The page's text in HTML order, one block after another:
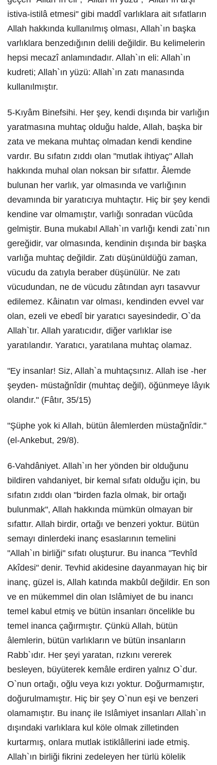
istiva-istilâ etmesi" gibi maddî varlıklara ait sıfatların
Allah hakkında kullanılmış olması, Allah`ın başka
varlıklara benzedığının delili değildir. Bu kelimelerin
hepsi mecazî anlamındadır. Allah`ın eli: Allah`ın
kudreti; Allah`ın yüzü: Allah`ın zatı manasında
kullanılmıştır.
5-Kıyâm Binefsihi. Her şey, kendi dışında bir varlığın
yaratmasına muhtaç olduğu halde, Allah, başka bir
zata ve mekana muhtaç olmadan kendi kendine
vardır. Bu sıfatın zıddı olan "mutlak ihtiyaç" Allah
hakkında muhal olan noksan bir sıfattır. Âlemde
bulunan her varlık, yar olmasında ve varlığının
devamında bir yaratıcıya muhtaçtır. Hiç bir şey kendi
kendine var olmamıştır, varlığı sonradan vücûda
gelmiştir. Buna mukabıl Allah`ın varlığı kendi zatı`nın
gereğidir, var olmasında, kendinin dışında bir başka
varlığa muhtaç değildir. Zatı düşünüldüğü zaman,
vücudu da zatıyla beraber düşünülür. Ne zatı
vücudundan, ne de vücudu zâtından ayrı tasavvur
edilemez. Kâinatın var olması, kendinden evvel var
olan, ezeli ve ebedî bir yaratıcı sayesindedir, O`da
Allah`tır. Allah yaratıcıdır, diğer varlıklar ise
yaratılandır. Yaratıcı, yaratılana muhtaç olamaz.
"Ey insanlar! Siz, Allah`a muhtaçsınız. Allah ise -her
şeyden- müstağnîdir (muhtaç değil), öğünmeye lâyık
olandır." (Fâtır, 35/15)
"Şüphe yok ki Allah, bütün âlemlerden müstağnîdir."
(el-Ankebut, 29/8).
6-Vahdâniyet. Allah`ın her yönden bir olduğunu
bildiren vahdaniyet, bir kemal sıfatı olduğu için, bu
sıfatın zıddı olan "birden fazla olmak, bir ortağı
bulunmak", Allah hakkında mümkün olmayan bir
sıfattır. Allah birdir, ortağı ve benzeri yoktur. Bütün
semayı dinlerdeki inanç esaslarının temelini
"Allah`ın birliği" sıfatı oluşturur. Bu inanca "Tevhîd
Akîdesi" denir. Tevhid akidesine dayanmayan hiç bir
inanç, güzel is, Allah katında makbûl değildir. En son
ve en mükemmel din olan Islâmiyet de bu inancı
temel kabul etmiş ve bütün insanları öncelikle bu
temel inanca çağırmıştır. Çünkü Allah, bütün
âlemlerin, bütün varlıkların ve bütün insanların
Rabb`ıdır. Her şeyi yaratan, rızkını vererek
besleyen, büyüterek kemâle erdiren yalnız O`dur.
O`nun ortağı, oğlu veya kızı yoktur. Doğurmamıştır,
doğurulmamıştır. Hiç bir şey O`nun eşi ve benzeri
olamamıştır. Bu inanç ile Islâmiyet insanları Allah`ın
dışındaki varlıklara kul köle olmak zilletinden
kurtarmış, onlara mutlak istiklâllerini iade etmiş.
Allah`ın birliği fikrini zedeleyen her türlü kölelik